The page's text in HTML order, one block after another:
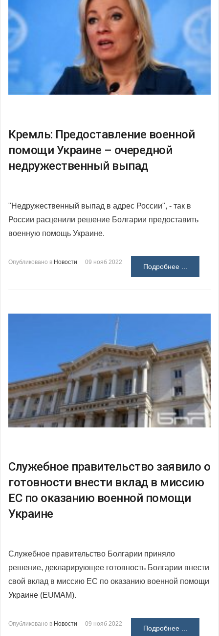
Кремль: Предоставление военной
помощи Украине – очередной
недружественный выпад
"Недружественный выпад в адрес России", - так в
России расценили решение Болгарии предоставить
военную помощь Украине.
Опубликовано в Новости 09 нояб 2022
Подробнее ...
Служебное правительство заявило о
готовности внести вклад в миссию
ЕС по оказанию военной помощи
Украине
Служебное правительство Болгарии приняло
решение, декларирующее готовность Болгарии внести
свой вклад в миссию ЕС по оказанию военной помощи
Украине (EUMAM).
Опубликовано в Новости 09 нояб 2022
Подробнее ...